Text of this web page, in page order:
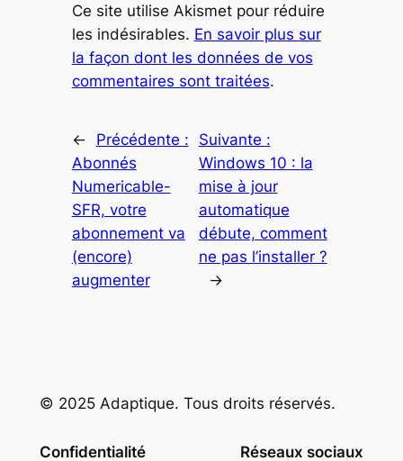
Ce site utilise Akismet pour réduire
les indésirables. En savoir plus sur
la façon dont les données de vos
commentaires sont traitées.
←
Précédente :
Abonnés
Numericable-
SFR, votre
abonnement va
(encore)
augmenter
Suivante :
Windows 10 : la
mise à jour
automatique
débute, comment
ne pas l’installer ?
→
© 2025 Adaptique. Tous droits réservés.
Confidentialité Réseaux sociaux